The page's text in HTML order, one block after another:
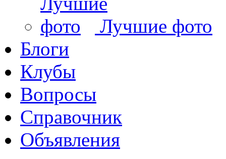
Лучшие фото
Блоги
Клубы
Вопросы
Справочник
Объявления